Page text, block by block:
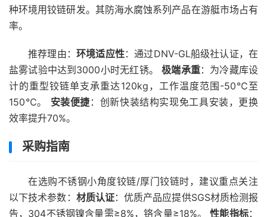
种环境用铰链研发。其防海水腐蚀系列产品在游艇市场占有
率。
推荐理由： 环境适应性：通过DNV-GL船级社认证，在
盐雾试验中达到3000小时无红锈。极端承重：为冷藏库设
计的重型铰链单支承重达120kg，工作温度范围-50℃至
150℃。 安装便捷：创新快装结构实现免工具安装，更换
效率提升70%。
采购指南
在选购不锈钢小角度铰链/厚门铰链时，建议重点关注
以下技术参数： 材质认证：优质产品应提供SGS材质检测报
告，304不锈钢镍含量需≥8%，铬含量≥18%。性能指标：